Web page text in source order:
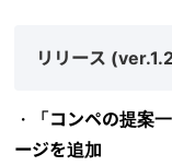
リリース
・
「コンペの提案
ージを追加